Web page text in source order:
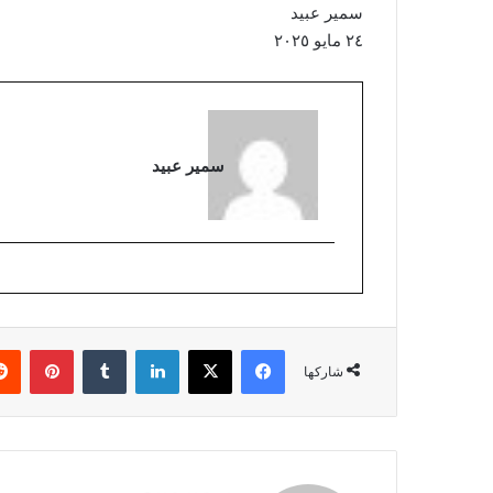
سمير عبيد
٢٤ مايو ٢٠٢٥
سمير عبيد
شاركها
فيسبوك ‫X لينكدإن